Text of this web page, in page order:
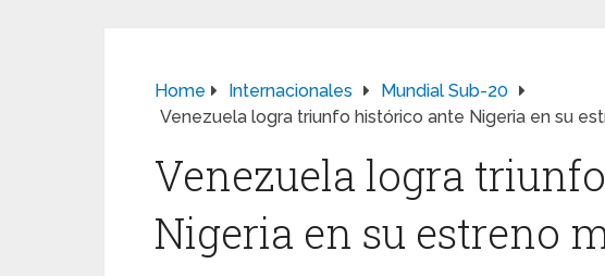
Home Internacionales
Mundial Sub-20
Venezuela logra triunfo histórico ante Nigeria en su
Venezuela logra
Nigeria en su estreno